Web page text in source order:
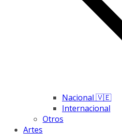
Nacional 🇻🇪
Internacional
Otros
Artes